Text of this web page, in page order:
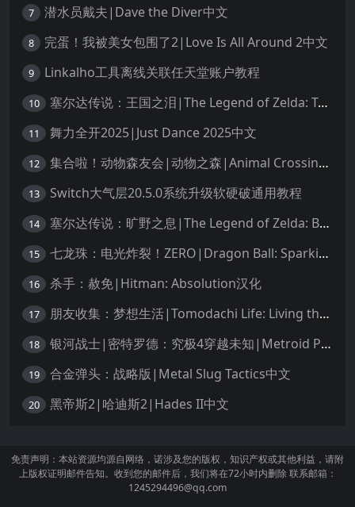
7 潜水员戴夫|Dave the Diver中文
8 完蛋！我被美女包围了2|Love Is All Around 2中文
9 Linkalho工具离线关联任天堂账户教程
10 塞尔达传说：王国之泪|The Legend of Zelda: Tears of the Kingdom中文
11 舞力全开2025|Just Dance 2025中文
12 集合啦！动物森友会|动物之森|Animal Crossing: New Horizons中文
13 Switch大气层20.5.0系统升级软硬破通用教程
14 塞尔达传说：旷野之息|The Legend of Zelda: Breath of the Wild中文
15 七龙珠：电光炸裂！ZERO|Dragon Ball: Sparking! Zero中文
16 杀手：赦免|Hitman: Absolution汉化
17 朋友收集：梦想生活|Tomodachi Life: Living the Dream中文
18 银河战士|密特罗德：究极4穿越未知|Metroid Prime 4: Beyond中文
19 合金弹头：战略版|Metal Slug Tactics中文
20 黑帝斯2|哈迪斯2|Hades II中文
免责声明：本站资源均源自网络，诺涉及您的版权，知识产权或其他利益，请附
上版权证明邮件告知。收到您的邮件后，我们将在72小时内删除 联系邮箱：
1245294496@qq.com